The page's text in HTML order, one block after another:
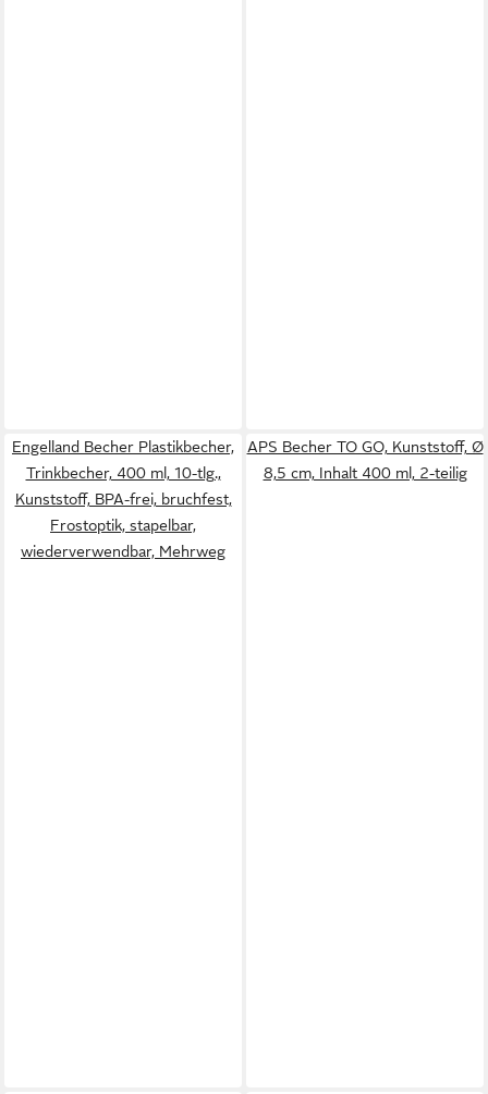
Engelland Becher Plastikbecher,
Trinkbecher, 400 ml, 10-tlg.,
Kunststoff, BPA-frei, bruchfest,
Frostoptik, stapelbar,
wiederverwendbar, Mehrweg
APS Becher TO GO, Kunststoff, Ø
8,5 cm, Inhalt 400 ml, 2-teilig